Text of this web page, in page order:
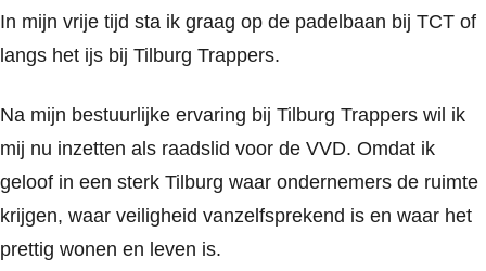
In mijn vrije tijd sta ik graag op de padelbaan bij TCT of
langs het ijs bij Tilburg Trappers.
Na mijn bestuurlijke ervaring bij Tilburg Trappers wil ik
mij nu inzetten als raadslid voor de VVD. Omdat ik
geloof in een sterk Tilburg waar ondernemers de ruimte
krijgen, waar veiligheid vanzelfsprekend is en waar het
prettig wonen en leven is.